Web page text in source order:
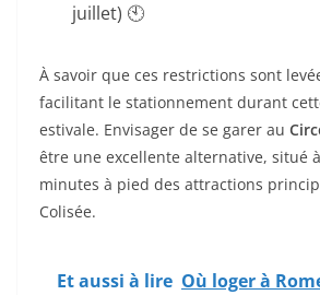
juillet) 🕙
À savoir que ces restrictions sont
facilitant le stationnement durant
estivale. Envisager de se garer au
être une excellente alternative, situé
minutes à pied des attractions
Colisée.
Et aussi à lire Où loger à